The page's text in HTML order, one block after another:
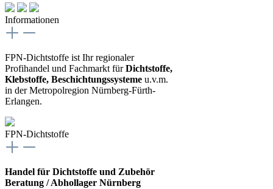
Informationen
FPN-Dichtstoffe ist Ihr regionaler
Profihandel und Fachmarkt fürDichtstoffe,
Klebstoffe, Beschichtungssysteme u.v.m.
in der Metropolregion Nürnberg-Fürth-
Erlangen.
FPN-Dichtstoffe
Handel für Dichtstoffe und Zubehör
Beratung / Abhollager Nürnberg